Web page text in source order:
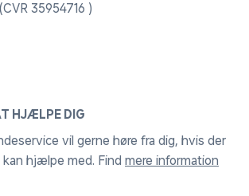
35954716 )
HJÆLPE DIG
vil gerne høre fra dig, hvis der
hjælpe med. Find mere information